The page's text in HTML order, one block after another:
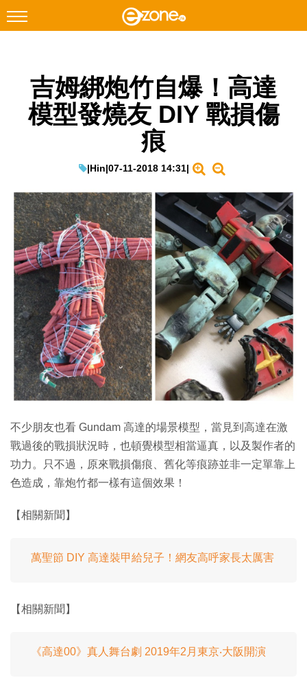
Facebook Instagram
科技焦點
教學評測
EduTech
IT Times
生成式AI與雲端應用
Enterprise Digital Transformation
特集
吉姆綁炮竹自爆！高達
模型發燒友 DIY 戰損傷
痕
|Hin|07-11-2018 14:31|
不少朋友也看 Gundam 高達的場景模型，當見到高達在激
戰過後的戰損狀況時，也頓覺模型相當逼真，以及製作者的
功力。只不過，原來戰損傷痕、舊化等痕跡並非一定單靠上
色造成，靠炮竹都一樣有這個效果！
【相關新聞】
萬聖節 DIY 高達裝甲給兒子！網友高呼家長太厲害
【相關新聞】
《高達00》真人舞台劇 2019年2月東京‧大阪開演